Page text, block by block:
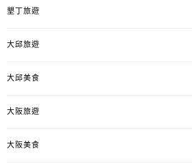
墾丁旅遊
大邱旅遊
大邱美食
大阪旅遊
大阪美食